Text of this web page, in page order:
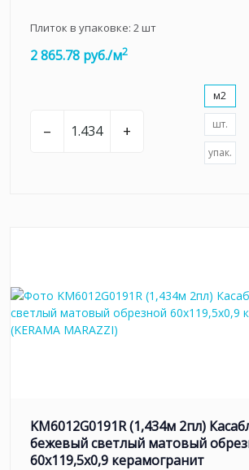
Плиток в упаковке: 2шт
2 865.78 руб./м2
– +
м2
шт.
упак.
KM6012G0191R (1,434м 2пл)
бежевый светлый матовый
60x119,5x0,9 керамогранит